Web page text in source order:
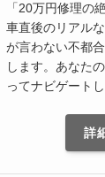
「20万円修理の
車直後のリアル
が言わない不都
します。あなた
ってナビゲートし
詳